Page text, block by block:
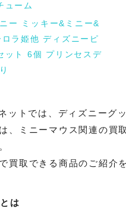
ューム
ー ミッキー&ミニー&
ラ姫他 ディズニーピ
ット 6個 プリンセスデ
ットでは、ディズニーグ
、ミニーマウス関連の買
買取できる商品のご紹介
は